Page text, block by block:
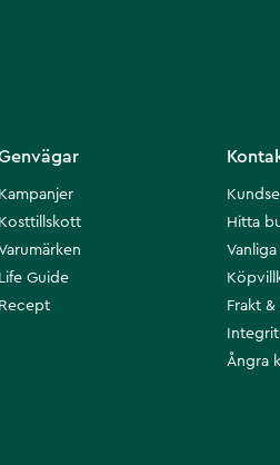
Hitta
Frakt
Ångra
Kampanjer
Kosttillskott
Life Guide
Recept